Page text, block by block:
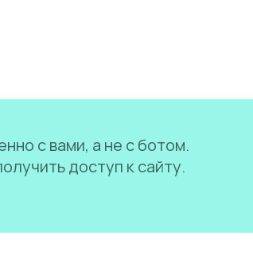
с вами, а не с ботом.
доступ к сайту.